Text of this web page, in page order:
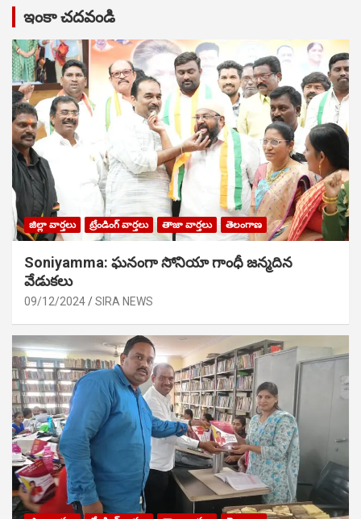
ఇంకా చదవండి
జిల్లా వార్తలు ట్రేండింగ్ వార్తలు తాజా వార్తలు తెలంగాణ
Soniyamma: ఘ‌నంగా సోనియా గాంధీ జ‌న్మ‌దిన
వేడుక‌లు
09/12/2024 SIRA NEWS